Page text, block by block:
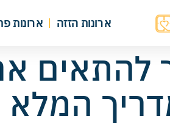
ארונות הזזה ארונות
להתאים
המלא